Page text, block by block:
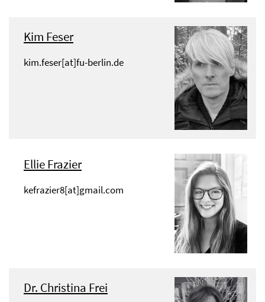
Kim Feser
kim.feser[at]fu-berlin.de
Ellie Frazier
kefrazier8[at]gmail.com
Dr. Christina Frei